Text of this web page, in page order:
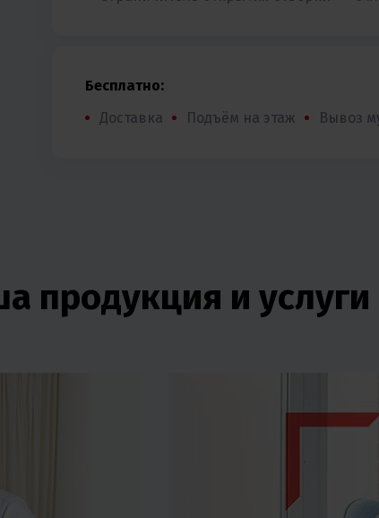
Бесплатно:
Доставка
Подъём на этаж Вывоз
продукция и услуги